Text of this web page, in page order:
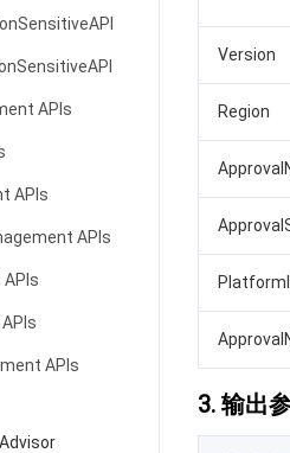
APIs
APIs
APIs
APIs
Version
Region
3. 输出